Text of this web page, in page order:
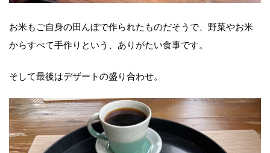
お米もご自身の田んぼで作られたものだそうで、野菜やお米
からすべて手作りという、ありがたい食事です。
そして最後はデザートの盛り合わせ。